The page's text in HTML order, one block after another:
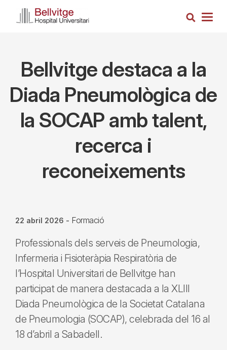
Cerca
Bellvitge destaca a la
Diada Pneumològica de
la SOCAP amb talent,
recerca i
reconeixements
22 abril 2026 - Formació
Professionals dels serveis de Pneumologia,
Infermeria i Fisioteràpia Respiratòria de
l’Hospital Universitari de Bellvitge han
participat de manera destacada a la XLIII
Diada Pneumològica de la Societat Catalana
de Pneumologia (SOCAP), celebrada del 16 al
18 d’abril a Sabadell.